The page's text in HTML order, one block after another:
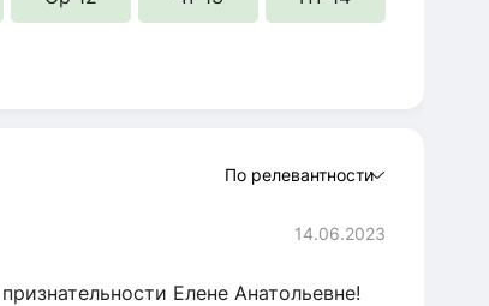
По релевантности
14.06.2023
Елене Анатольевне!